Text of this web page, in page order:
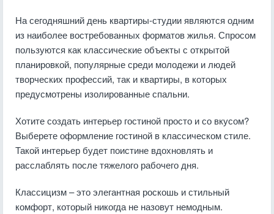
На сегодняшний день квартиры-студии являются одним
из наиболее востребованных форматов жилья. Спросом
пользуются как классические объекты с открытой
планировкой, популярные среди молодежи и людей
творческих профессий, так и квартиры, в которых
предусмотрены изолированные спальни.
Хотите создать интерьер гостиной просто и со вкусом?
Выберете оформление гостиной в классическом стиле.
Такой интерьер будет поистине вдохновлять и
расслаблять после тяжелого рабочего дня.
Классицизм – это элегантная роскошь и стильный
комфорт, который никогда не назовут немодным.